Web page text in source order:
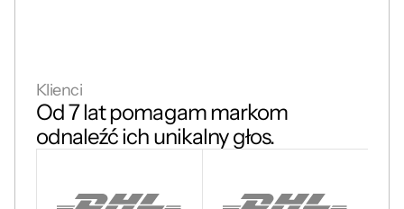
Klienci
Od 7 lat pomagam markom
odnaleźć ich unikalny głos.